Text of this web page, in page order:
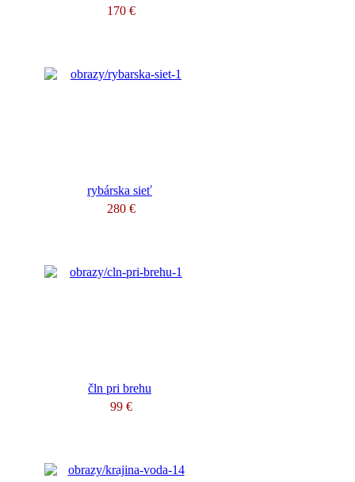
170 €
rybárska sieť
280 €
čln pri brehu
99 €